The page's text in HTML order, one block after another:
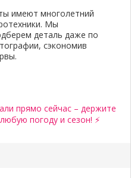
имеют многолетний
Мы
деталь даже по
сэкономив
прямо сейчас – держите
погоду и сезон! ⚡